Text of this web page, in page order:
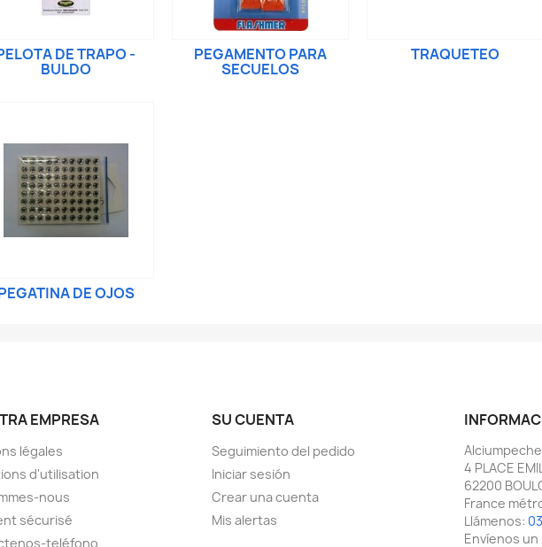
DE TRAPO -
BULDO
PEGAMENTO PARA
SEСUELOS
TRAQUETEO
DE OJOS
EMPRESA
légales
d'utilisation
nous
sécurisé
teléfono
SU CUENTA
Seguimiento del pedido
Iniciar sesión
Crear una cuenta
Mis alertas
Alciumpeche
4 PLACE
62200
France
Llámenos:
Envíenos